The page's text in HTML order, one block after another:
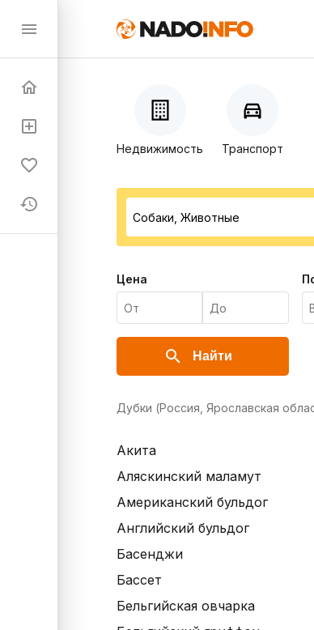
Недвижимость Транспорт
Цена
Найти
Дубки (Россия, Ярославская
Акита
Аляскинский маламут
Американский бульдог
Английский бульдог
Басенджи
Бассет
Бельгийская овчарка